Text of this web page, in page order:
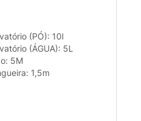
(PÓ): 10l
(ÁGUA): 5L
5M
1,5m